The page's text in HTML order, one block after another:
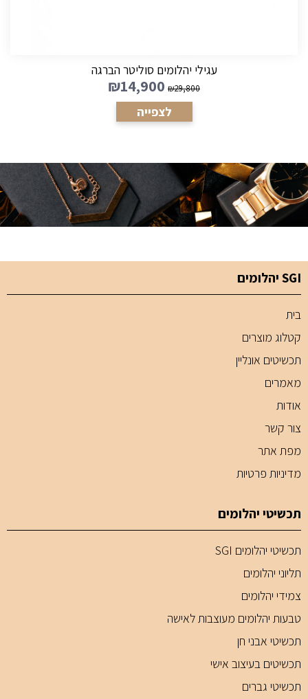
עגילי יהלומים סוליטר הברגה
₪14,900 ₪29,800
לצפייה
SGI יהלומים
בית
קטלוג מוצרים
תכשיטים אונליין
מאמרים
אודות
צור קשר
מפת אתר
מדיניות פרטיות
תכשיטי יהלומים
תכשיטי יהלומים SGI
תליוני יהלומים
צמידי יהלומים
טבעות יהלומים מעוצבות לאישה
תכשיטי אבני חן
תכשיטים בעיצוב אישי
תכשיטי גברים